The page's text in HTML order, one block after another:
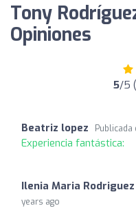
Tony
Opiniones
5/5
Beatriz lopez Publicada
Experiencia fantástica:
Ilenia Maria
years ago